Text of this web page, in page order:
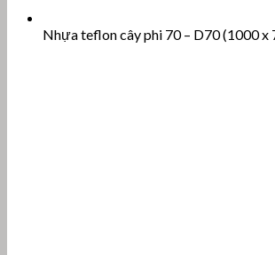
Nhựa teflon cây phi 70 – D70 (1000 x